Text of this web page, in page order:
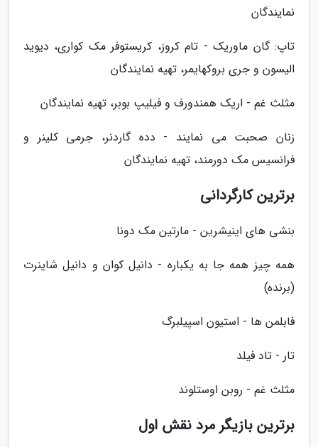
نمایندگان
تاپ: گان ماوریک - تام کروز، کریستوفر مک کواری، دیوید
الیسون و جری بروکهایمر، تهیه نمایندگان
مثلث غم - اریک همندورف و فیلیپ بوبر، تهیه نمایندگان
زنان صحبت می نمایند - دده گاردنر، جرمی کلینر و
فرانسیس مک دورمند، تهیه نمایندگان
برترین کارگردانی
بنشی های اینیشرین - مارتین مک دونا
همه چیز همه جا به یکباره - دانیل کوان و دانیل شاینرت
(برنده)
فابلمن ها - استیون اسپیلبرگ
تار - تاد فیلد
مثلث غم - روبن اوستلوند
برترین بازیگر مرد نقش اول